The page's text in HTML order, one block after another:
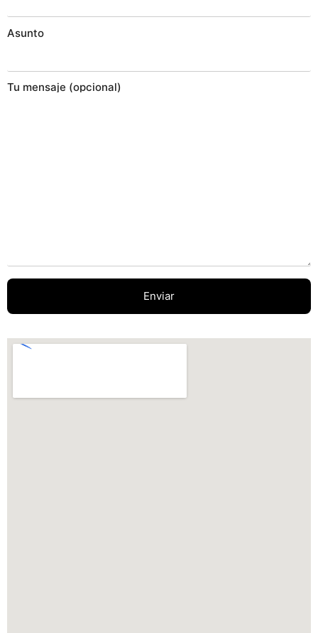
Asunto
Tu mensaje (opcional)